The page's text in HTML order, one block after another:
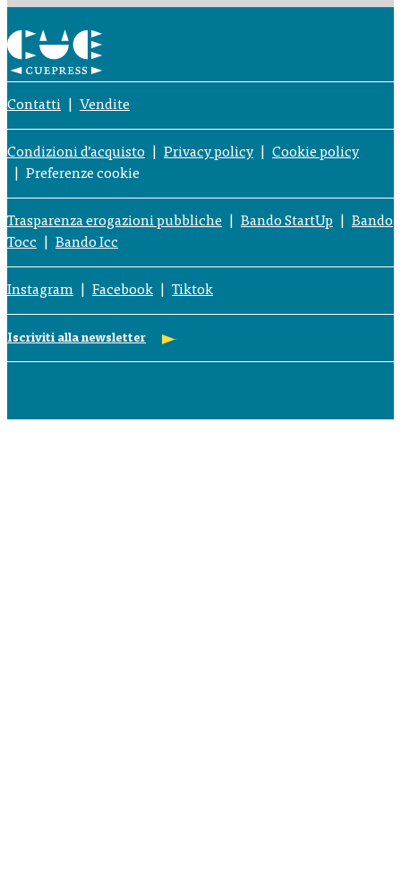
Contatti Vendite
Condizioni d’acquisto Privacy policy
Cookie policy
Preferenze cookie
Trasparenza erogazioni pubbliche Bando StartUp
Bando
Tocc
Bando Icc
Instagram Facebook Tiktok
Iscriviti alla newsletter